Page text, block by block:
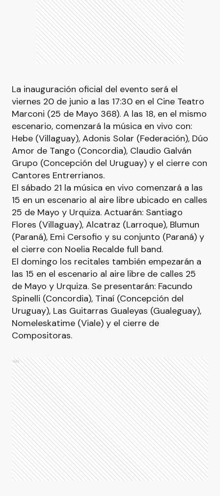
La inauguración oficial del evento será el
viernes 20 de junio a las 17:30 en el Cine Teatro
Marconi (25 de Mayo 368). A las 18, en el mismo
escenario, comenzará la música en vivo con:
Hebe (Villaguay), Adonis Solar (Federación), Dúo
Amor de Tango (Concordia), Claudio Galván
Grupo (Concepción del Uruguay) y el cierre con
Cantores Entrerrianos.
El sábado 21 la música en vivo comenzará a las
15 en un escenario al aire libre ubicado en calles
25 de Mayo y Urquiza. Actuarán: Santiago
Flores (Villaguay), Alcatraz (Larroque), Blumun
(Paraná), Emi Cersofio y su conjunto (Paraná) y
el cierre con Noelia Recalde full band.
El domingo los recitales también empezarán a
las 15 en el escenario al aire libre de calles 25
de Mayo y Urquiza. Se presentarán: Facundo
Spinelli (Concordia), Tinaí (Concepción del
Uruguay), Las Guitarras Gualeyas (Gualeguay),
Nomeleskatime (Viale) y el cierre de
Compositoras.
Ads